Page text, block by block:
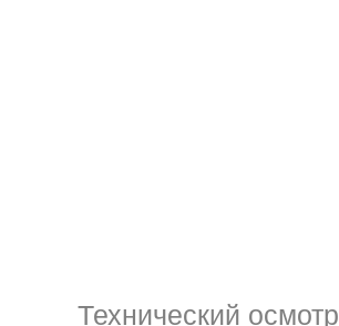
Технический осмотр